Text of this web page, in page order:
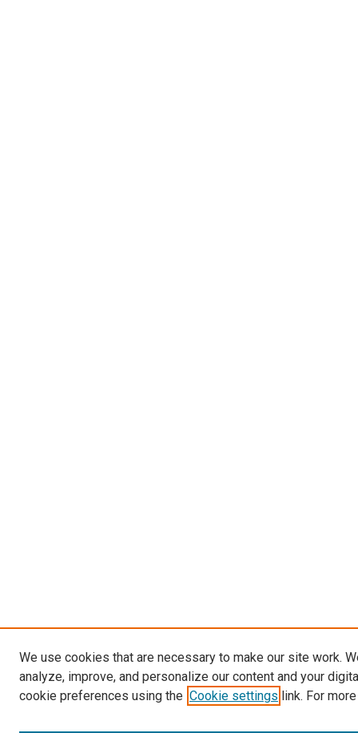
We use cookies that are necessary to make our site work.
analyze, improve, and personalize our content and your
cookie preferences using the Cookie settings link. For